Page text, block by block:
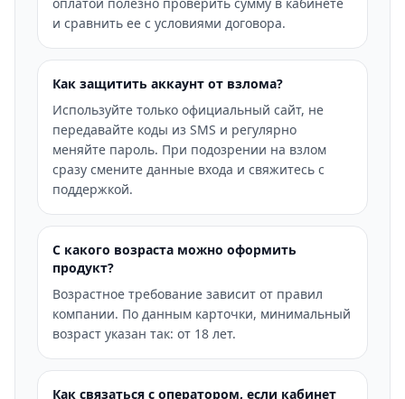
и сравнить ее с условиями договора.
Как защитить аккаунт от взлома?
Используйте только официальный сайт, не
передавайте коды из SMS и регулярно
меняйте пароль. При подозрении на взлом
сразу смените данные входа и свяжитесь с
поддержкой.
С какого возраста можно оформить
продукт?
Возрастное требование зависит от правил
компании. По данным карточки, минимальный
возраст указан так: от 18 лет.
Как связаться с оператором, если кабинет